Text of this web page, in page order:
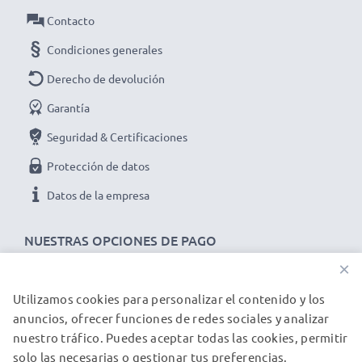
NUESTRAS OPCIONES DE PAGO
Contacto
Condiciones generales
Derecho de devolución
Garantía
Seguridad & Certificaciones
Protección de datos
Datos de la empresa
NUESTROS PARTNERS DE ENVÍO
×
Utilizamos cookies para personalizar el contenido y los
anuncios, ofrecer funciones de redes sociales y analizar
nuestro tráfico. Puedes aceptar todas las cookies, permitir
solo las necesarias o gestionar tus preferencias.